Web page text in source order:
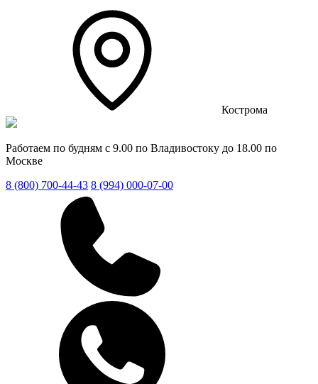
Кострома
Работаем по будням с 9.00 по Владивостоку до 18.00 по
Москве
8 (800) 700-44-43 8 (994) 000-07-00